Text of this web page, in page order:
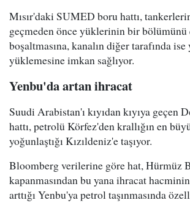
Mısır'daki SUMED boru hattı,
geçmeden önce yüklerinin bir bölümünü
boşaltmasına, kanalın diğer tarafında
yüklemesine imkan sağlıyor.
Yenbu'da artan ihracat
Suudi Arabistan'ı kıyıdan kıyıya geçen
hattı, petrolü Körfez'den krallığın en
yoğunlaştığı Kızıldeniz'e taşıyor.
Bloomberg verilerine göre hat, Hürmüz
kapanmasından bu yana ihracat
arttığı Yenbu'ya petrol taşınmasında